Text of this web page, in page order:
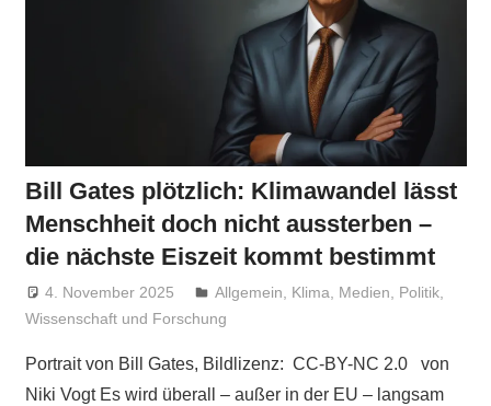
Bill Gates plötzlich: Klimawandel lässt
Menschheit doch nicht aussterben –
die nächste Eiszeit kommt bestimmt
4. November 2025 Niki Vogt
Allgemein, Klima, Medien, Politik,
Wissenschaft und Forschung
Portrait von Bill Gates, Bildlizenz: CC-BY-NC 2.0 von
Niki Vogt Es wird überall – außer in der EU – langsam